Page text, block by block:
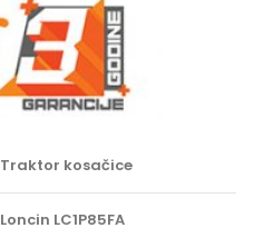
Traktor kosačice
Loncin LC1P85FA